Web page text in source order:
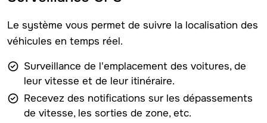
Le système vous permet de suivre la localisation des
véhicules en temps réel.
Surveillance de l'emplacement des voitures, de
leur vitesse et de leur itinéraire.
Recevez des notifications sur les dépassements
de vitesse, les sorties de zone, etc.